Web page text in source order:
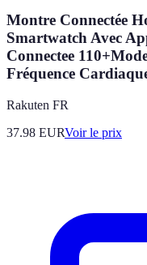
Montre Connectée
Smartwatch Avec
Connectee
Fréquence
Rakuten FR
37.98 EURVoir le prix